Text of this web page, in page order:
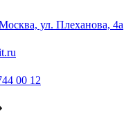
ул. Плеханова, 4а
00 12